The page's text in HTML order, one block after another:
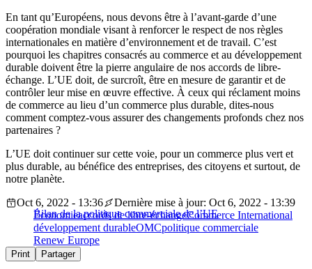
En tant qu’Européens, nous devons être à l’avant-garde d’une
coopération mondiale visant à renforcer le respect de nos règles
internationales en matière d’environnement et de travail. C’est
pourquoi les chapitres consacrés au commerce et au développement
durable doivent être la pierre angulaire de nos accords de libre-
échange. L’UE doit, de surcroît, être en mesure de garantir et de
contrôler leur mise en œuvre effective. À ceux qui réclament moins
de commerce au lieu d’un commerce plus durable, dites-nous
comment comptez-vous assurer des changements profonds chez nos
partenaires ?
L’UE doit continuer sur cette voie, pour un commerce plus vert et
plus durable, au bénéfice des entreprises, des citoyens et surtout, de
notre planète.
Bilan de la politique commerciale de l’UE
Oct 6, 2022 - 13:36
Dernière mise à jour: Oct 6, 2022 - 13:39
Économieaccords de libre-échangeCommerce International
développement durableOMCpolitique commerciale
Renew Europe
Print Partager